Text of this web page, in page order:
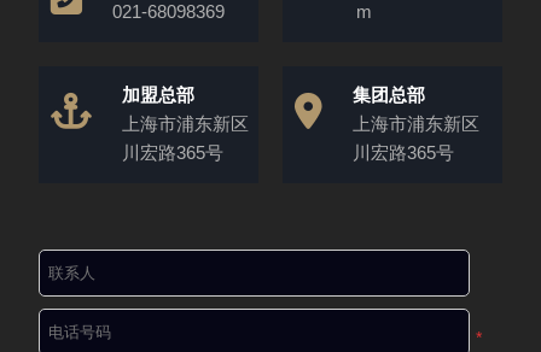
021-68098369
m
加盟总部
上海市浦东新区
川宏路365号
集团总部
上海市浦东新区
川宏路365号
*